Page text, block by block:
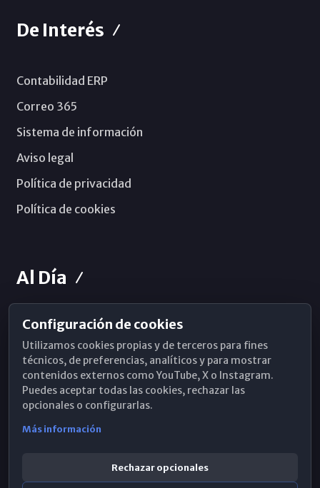
De Interés
Contabilidad ERP
Correo 365
Sistema de información
Aviso legal
Política de privacidad
Política de cookies
Al Día
Horarios de Misa
Hemeroteca
WhatsApp
Configuración de cookies
Utilizamos cookies propias y de terceros para fines
técnicos, de preferencias, analíticos y para mostrar
contenidos externos como YouTube, X o Instagram.
Puedes aceptar todas las cookies, rechazar las
opcionales o configurarlas.
Más información
Rechazar opcionales